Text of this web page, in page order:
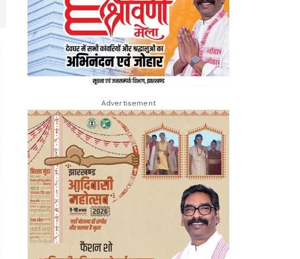
Advertisement